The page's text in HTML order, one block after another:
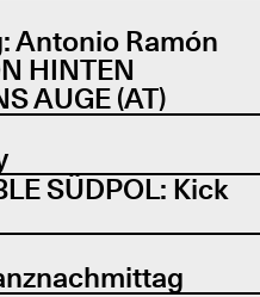
Antonio Ramón
HINTEN
AUGE (AT)
SÜDPOL: Kick